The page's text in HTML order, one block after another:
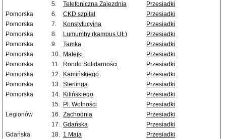
5.
Telefoniczna Zajezdnia
Przesiadki
Pomorska
6. CKD szpital
Przesiadki
Pomorska
7. Konstytucyjna
Przesiadki
Pomorska
8. Lumumby (kampus UŁ)
Przesiadki
Pomorska
9. Tamka
Przesiadki
Pomorska
10. Matejki
Przesiadki
Pomorska
11. Rondo Solidarności
Przesiadki
Pomorska
12. Kamińskiego
Przesiadki
Pomorska
13. Sterlinga
Przesiadki
Pomorska
14. Kilińskiego
Przesiadki
15. Pl. Wolności
Przesiadki
Legionów
16. Zachodnia
Przesiadki
17. Gdańska
Przesiadki
Gdańska
18. 1 Maja
Przesiadki